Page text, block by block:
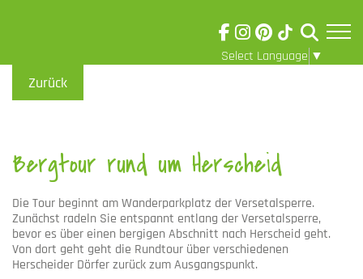
Assistenzsoftware
öffnen.
Select Language ▼
Zurück
Bergtour rund um Herscheid
Die Tour beginnt am Wanderparkplatz der Versetalsperre.
Zunächst radeln Sie entspannt entlang der Versetalsperre,
bevor es über einen bergigen Abschnitt nach Herscheid geht.
Von dort geht geht die Rundtour über verschiedenen
Herscheider Dörfer zurück zum Ausgangspunkt.